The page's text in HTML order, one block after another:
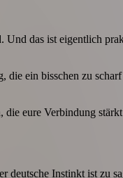
das ist eigentlich
ein bisschen zu
eure Verbindung
deutsche Instinkt ist zu